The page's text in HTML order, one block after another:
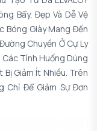
Bẩy, Đẹp Và Dễ Vệ
Bóng Giày Mang Đến
Chuyền Ở Cự Ly
Tình Huống Dùng
Bị Giảm Ít Nhiều. Trên
Chỉ Để Giảm Sự Đơn